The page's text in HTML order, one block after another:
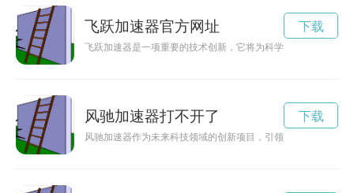
飞跃加速器官方网址
飞跃加速器是一项重要的技术创新，它将为科学发展和未来社会
下载
风驰加速器打不开了
风驰加速器作为未来科技领域的创新项目，引领着高速发展的潮
下载